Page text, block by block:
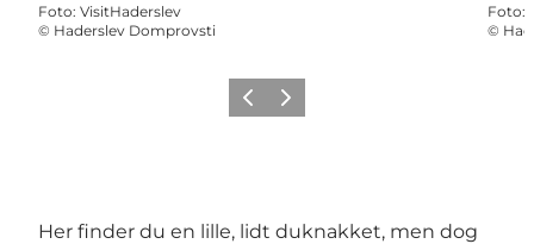
Foto: VisitHaderslev
© Haderslev Domprovsti
Foto:
©
ForrigeNæste
Her finder du en lille, lidt duknakket, men dog